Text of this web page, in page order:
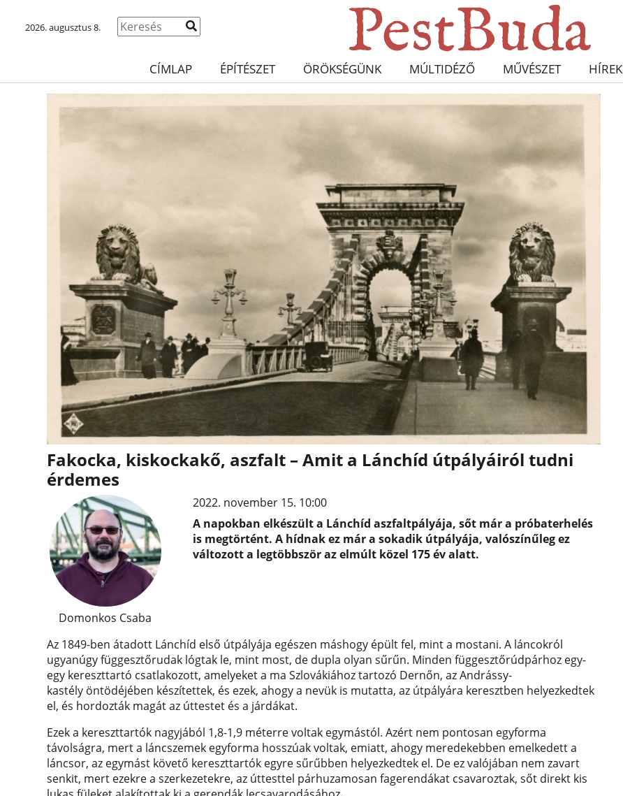
2026. augusztus 8.
CÍMLAP ÉPÍTÉSZET ÖRÖKSÉGÜNK MÚLTIDÉZŐ MŰVÉSZET HÍREK
Fakocka, kiskockakő, aszfalt – Amit a Lánchíd útpályáiról tudni
érdemes
Domonkos Csaba
2022. november 15. 10:00
A napokban elkészült a Lánchíd aszfaltpályája, sőt már a próbaterhelés
is megtörtént. A hídnak ez már a sokadik útpályája, valószínűleg ez
változott a legtöbbször az elmúlt közel 175 év alatt.
Az 1849-ben átadott Lánchíd első útpályája egészen máshogy épült fel, mint a mostani. A láncokról
ugyanúgy függesztőrudak lógtak le, mint most, de dupla olyan sűrűn. Minden függesztőrúdpárhoz egy-
egy kereszttartó csatlakozott, amelyeket a ma Szlovákiához tartozó Dernőn, az Andrássy-
kastély öntödéjében készítettek, és ezek, ahogy a nevük is mutatta, az útpályára keresztben helyezkedtek
el, és hordozták magát az úttestet és a járdákat.
Ezek a kereszttartók nagyjából 1,8-1,9 méterre voltak egymástól. Azért nem pontosan egyforma
távolságra, mert a láncszemek egyforma hosszúak voltak, emiatt, ahogy meredekebben emelkedett a
láncsor, az egymást követő kereszttartók egyre sűrűbben helyezkedtek el. De ez valójában nem zavart
senkit, mert ezekre a szerkezetekre, az úttesttel párhuzamosan fagerendákat csavaroztak, sőt direkt kis